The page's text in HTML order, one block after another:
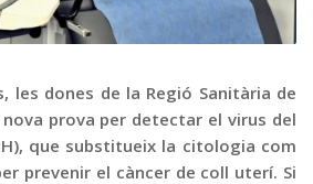
les dones de la Regió Sanitària de
prova per detectar el virus del
que substitueix la citologia com
prevenir el càncer de coll uterí. Si